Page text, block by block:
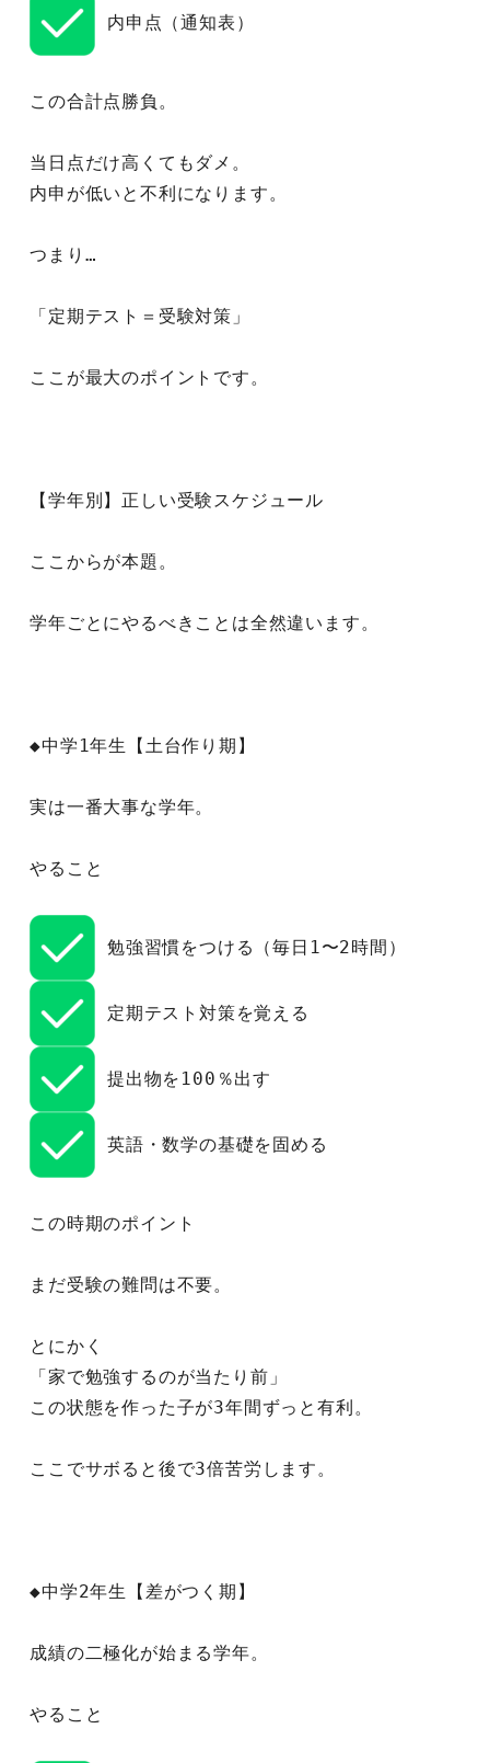
内申点（通知表）
この合計点勝負。
当日点だけ高くてもダメ。
内申が低いと不利になります。
つまり…
「定期テスト＝受験対策」
ここが最大のポイントです。
【学年別】正しい受験スケジュール
ここからが本題。
学年ごとにやるべきことは全然違います。
◆中学1年生【土台作り期】
実は一番大事な学年。
やること
勉強習慣をつける（毎日1〜2時間）
定期テスト対策を覚える
提出物を100％出す
英語・数学の基礎を固める
この時期のポイント
まだ受験の難問は不要。
とにかく
「家で勉強するのが当たり前」
この状態を作った子が3年間ずっと有利。
ここでサボると後で3倍苦労します。
◆中学2年生【差がつく期】
成績の二極化が始まる学年。
やること